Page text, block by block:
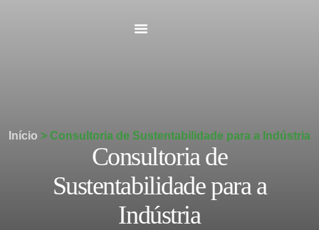
Início > Consultoria de Sustentabilidade para a Indústria
Consultoria de
Sustentabilidade para a
Indústria